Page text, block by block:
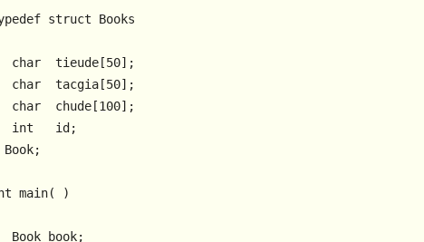
struct
Books
char
  tieude[
50];
char
  tacgia[
50];
char
  chude[
100];
int
   id;
main( )
Book book;